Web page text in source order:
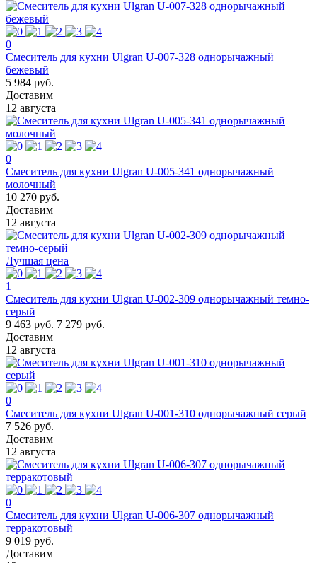
0
Смеситель для кухни Ulgran U-007-328 однорычажный
бежевый
5 984 руб.
Доставим
12 августа
0
Смеситель для кухни Ulgran U-005-341 однорычажный
молочный
10 270 руб.
Доставим
12 августа
Лучшая цена
1
Смеситель для кухни Ulgran U-002-309 однорычажный темно-
серый
9 463 руб. 7 279 руб.
Доставим
12 августа
0
Смеситель для кухни Ulgran U-001-310 однорычажный серый
7 526 руб.
Доставим
12 августа
0
Смеситель для кухни Ulgran U-006-307 однорычажный
терракотовый
9 019 руб.
Доставим